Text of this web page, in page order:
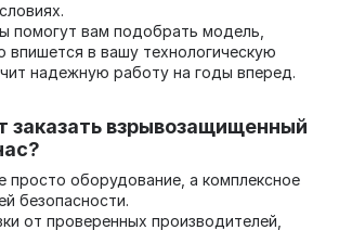
помогут вам подобрать модель,
впишется в вашу технологическую
надежную работу на годы вперед.
заказать взрывозащищенный
просто оборудование, а комплексное
безопасности.
от проверенных производителей,